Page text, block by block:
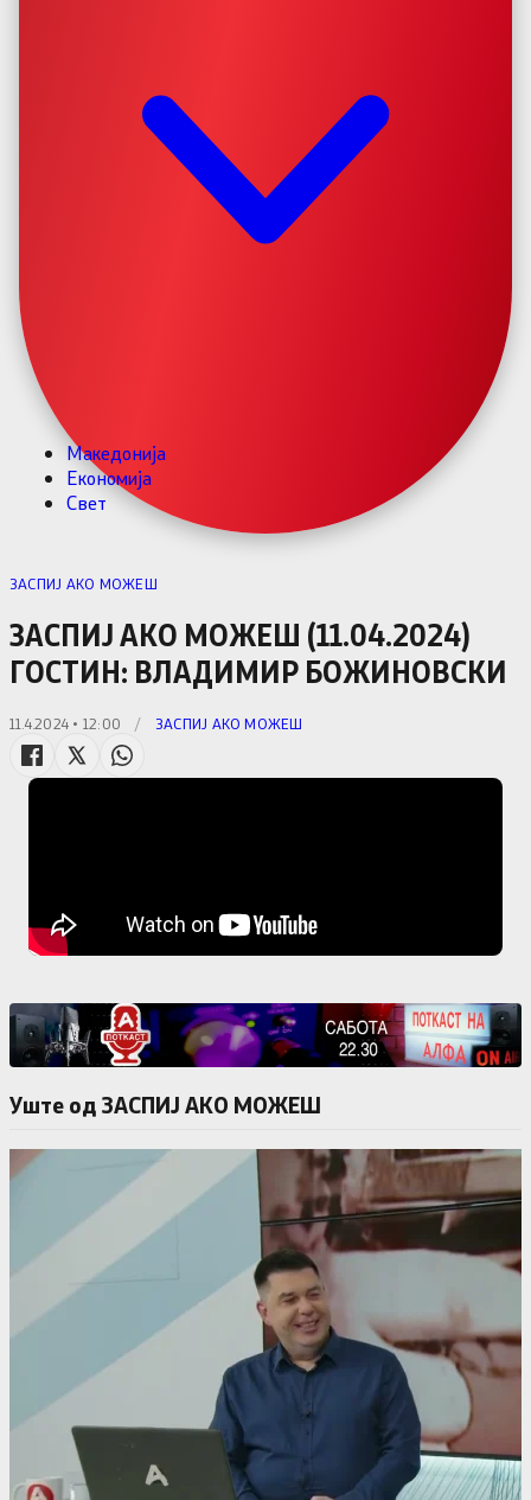
Македонија
Економија
Свет
ЗАСПИЈ АКО МОЖЕШ
ЗАСПИЈ АКО МОЖЕШ (11.04.2024)
ГОСТИН: ВЛАДИМИР БОЖИНОВСКИ
11.4.2024 • 12:00 / ЗАСПИЈ АКО МОЖЕШ
Уште од ЗАСПИЈ АКО МОЖЕШ